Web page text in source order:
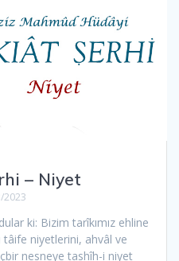
– Niyet
2023
niyetlerini, ahvâl ve
nesneye tashîh-i niyet